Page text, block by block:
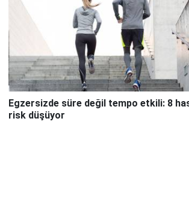
Egzersizde süre değil tempo etkili: 8
risk düşüyor